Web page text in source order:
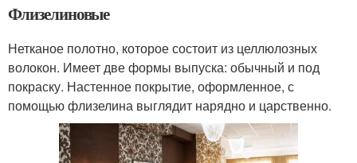
Флизелиновые
Нетканое полотно, которое состоит из целлюлозных
волокон. Имеет две формы выпуска: обычный и под
покраску. Настенное покрытие, оформленное, с
помощью флизелина выглядит нарядно и царственно.